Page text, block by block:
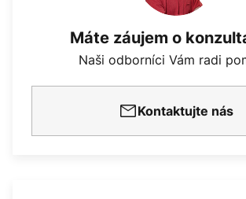
Máte záujem o
Naši odborníci Vám radi
Kontaktujte nás